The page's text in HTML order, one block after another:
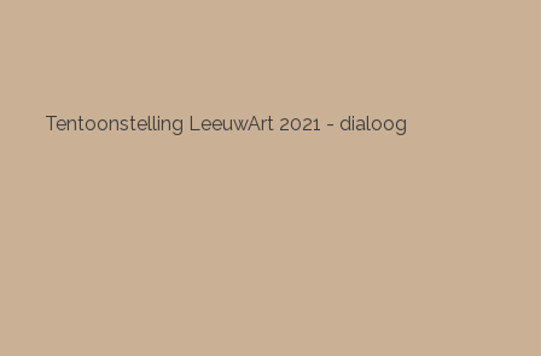
Tentoonstelling LeeuwArt 2021 - dialoog